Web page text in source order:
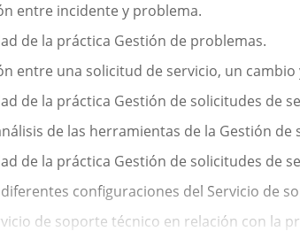
entre incidente y problema.
de la práctica Gestión de problemas.
entre una solicitud de servicio, un cambio
de la práctica Gestión de solicitudes de
de las herramientas de la Gestión de
de la práctica Gestión de solicitudes de
configuraciones del Servicio de
de soporte técnico en relación con la